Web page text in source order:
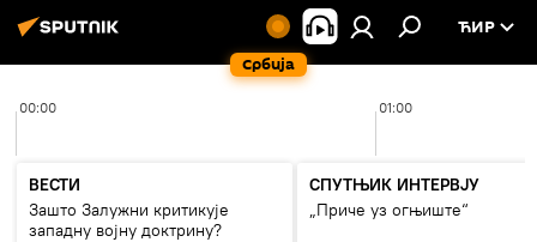
Србија
ЋИР
00:00 01:00
ВЕСТИ
Зашто Залужни критикује
западну војну доктрину?
СПУТЊИК ИНТЕРВЈУ
„Приче уз огњиште“